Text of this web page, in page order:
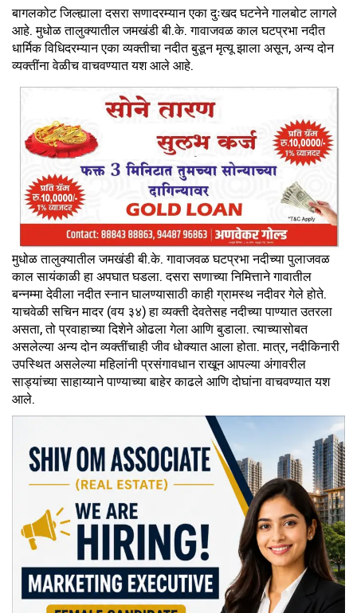
बागलकोट जिल्ह्याला दसरा सणादरम्यान एका दुःखद घटनेने गालबोट लागले
आहे. मुधोळ तालुक्यातील जमखंडी बी.के. गावाजवळ काल घटप्रभा नदीत
धार्मिक विधिदरम्यान एका व्यक्तीचा नदीत बुडून मृत्यू झाला असून, अन्य दोन
व्यक्तींना वेळीच वाचवण्यात यश आले आहे.
मुधोळ तालुक्यातील जमखंडी बी.के. गावाजवळ घटप्रभा नदीच्या पुलाजवळ
काल सायंकाळी हा अपघात घडला. दसरा सणाच्या निमित्ताने गावातील
बन्नम्मा देवीला नदीत स्नान घालण्यासाठी काही ग्रामस्थ नदीवर गेले होते.
याचवेळी सचिन मादर (वय ३४) हा व्यक्ती देवतेसह नदीच्या पाण्यात उतरला
असता, तो प्रवाहाच्या दिशेने ओढला गेला आणि बुडाला. त्याच्यासोबत
असलेल्या अन्य दोन व्यक्तींचाही जीव धोक्यात आला होता. मात्र, नदीकिनारी
उपस्थित असलेल्या महिलांनी प्रसंगावधान राखून आपल्या अंगावरील
साड्यांच्या साहाय्याने पाण्याच्या बाहेर काढले आणि दोघांना वाचवण्यात यश
आले.